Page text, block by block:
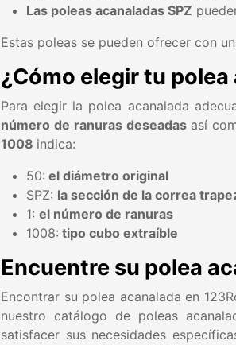
Las poleas acanaladas SPZ
Estas poleas se pueden ofrecer con
¿Cómo elegir tu polea
Para elegir la polea acanalada
número de ranuras deseadas así
1008 indica:
50: el diámetro original
SPZ: la sección de la correa
1: el número de ranuras
1008: tipo cubo extraíble
Encuentre su polea
Encontrar su polea acanalada en
nuestro catálogo de poleas
satisfacer sus necesidades